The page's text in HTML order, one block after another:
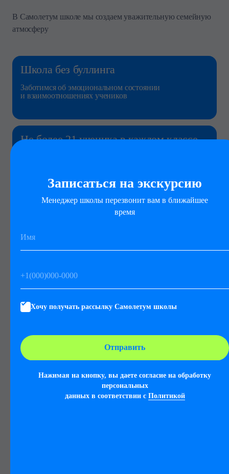
В Самолетум школе мы создаем уважительную семейную
атмосферу
Школа без буллинга
Заботимся об эмоциональном состоянии
и взаимоотношениях учеников
Не более 21 ученика в каждом классе
Регулярная обратная связь
Удобное расписание уроков
Дополнительное
образование
Записаться на экскурсию
Менеджер школы перезвонит вам в ближайшее
время
Хочу получать рассылку Самолетум школы
Отправить
Нажимая на кнопку, вы даете согласие на обработку
персональных
данных в соответствии с Политикой